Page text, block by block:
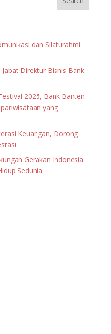
dan Silaturahmi
Direktur Bisnis Bank
2026, Bank Banten
yang
Keuangan, Dorong
Gerakan Indonesia
Sedunia